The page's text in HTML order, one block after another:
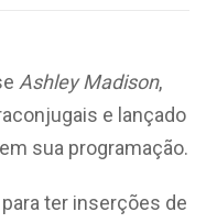
Ashley Madison,
e lançado
sua programação.
ter inserções de